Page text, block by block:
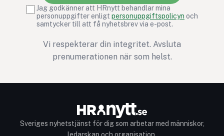
Jag godkänner att HRnytt behandlar mina
personuppgifter enligt personuppgiftspolicyn och
samtycker till att få nyhetsbrev via e-post.
Vi respekterar din integritet. Avsluta
prenumerationen när som helst.
Sveriges nyhetstjänst för dig som arbetar med människor,
ledarskap och organisation.